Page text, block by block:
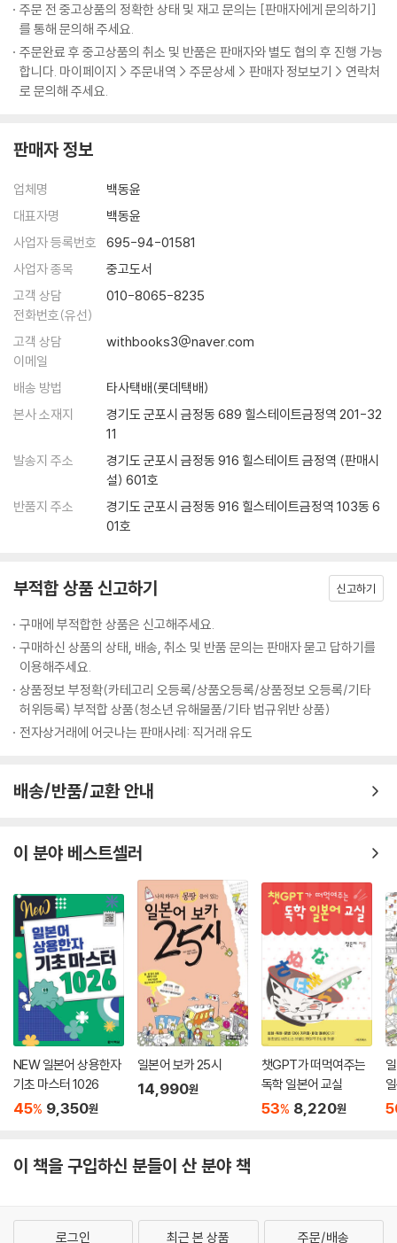
2. 만화로 익히는 핵심 단어 용법!
하루 공부를 가볍게 만화로 시작해 보세요. 혹시 모르는 단어가 나와도 실
망하지 마세요. 만화 아래에 단어의 음독과 뜻이 적혀 있으므로 바로바로
확인할 수 있습니다. 만화를 재미있게 읽다 보면 핵심 단어와 그 용법이 이
3. 쉽고 재미있는 연상 암기법 총동원!
지! 총동원된 연상 암기법이 1650단어를 쉽고 재미있게 외울 수 있도록
도와줍니다.
똑같은, 실전 Test!
매 Day의 마지막 페이지에는 그날 외운 단어를 바로 확인할 수 있는 퀴즈
형식의 Daily Test가 있습니다. 숙지하지 못한 단어들을 체크하여 반복
학습을 하도록 도와줍니다. 또한 매 Part가 끝날 때마다 JLPT N2의 문자,
어휘 문제와 구성과 형식이 동일한 실전 Test를 배치하여, 총 3회의 실전
연습을 할 수 있도록 하였습니다. 학습한 단어들이 실제 시험에서는 어떻
게 출제되는지도 파악하고, 자신의 실력도 점검하는 코너로 활용하세요.
이 책에 들어 있는 1650단어를 세 가지 버전의 MP3로 담았습니다. 주제
별 단어와 뜻, 일본어 예문과 예문 해석까지 모두 녹음한 ‘학습용 MP3’는
MP3만 들으면서 단어를 학습할 수 있습니다. 단어와 예문을 일본어로만
녹음한 ‘암기용 MP3’는 듣고 따라 읽으면서 일본어 음독을 암기할 수 있습
중에 들려주는 ‘암기 확인용 MP3’로 마무리 학습을 할 수 있습니다. 모든
MP3는 일단기 홈페이지(japan.conects.com)에서 무료로 다운로드받
을 수 있습니다.
그리고 1650단어를 언제 어디서나 쉽게 찾아보고 외울 수 있는 「INDEX
핸드북」이 책속책으로 제공됩니다.
[이 책이 필요한 학습자]
- 시험에 관계없이 일본어 어휘 실력을 확 늘리고 싶은 중급 학습자
등장한 일본어를 확인합니다.
- 해당 DAY에 익혀야 할 단어들을 학습용 MP3를 들으며 소리 내어 따라
읽으면서 모르는 단어를 체크합니다.
- 암기용 MP3를 활용하면서 위에서 체크한 단어들을 집중적으로 학습합
니다.
- ‘Daily Test’로 확인 학습을 합니다.
- 암기 확인용 MP3를 듣고, 암기팁을 활용하여 틈틈이 반복 학습을 합니
다.
- 부담 없이 고득점 어휘와 관용구도 읽어 봅니다.
- 시험 보러 가기 전에는 ‘실전 Test’로 실전 감각을 익히고, 본문에 있는
시험 꿀팁들을 고속 스캔하고 가세요!
주문 전 중고상품의 정확한 상태 및 재고 문의는 [판매자에게 문의하기]
를 통해 문의해 주세요.
주문완료 후 중고상품의 취소 및 반품은 판매자와 별도 협의 후 진행 가능
합니다. 마이페이지 > 주문내역 > 주문상세 > 판매자 정보보기 > 연락처
로 문의해 주세요.
판매자 정보
업체명
백동윤
대표자명
백동윤
사업자 등록번호
695-94-01581
사업자 종목
중고도서
고객 상담
전화번호(유선)
010-8065-8235
고객 상담
이메일
withbooks3@naver.com
배송 방법
타사택배(롯데택배)
본사 소재지
경기도 군포시 금정동 689 힐스테이트금정역 201-32
11
발송지 주소
경기도 군포시 금정동 916 힐스테이트 금정역 (판매시
설) 601호
반품지 주소
경기도 군포시 금정동 916 힐스테이트금정역 103동 6
01호
부적합 상품 신고하기 신고하기
구매에 부적합한 상품은 신고해주세요.
구매하신 상품의 상태, 배송, 취소 및 반품 문의는 판매자 묻고 답하기를
이용해주세요.
상품정보 부정확(카테고리 오등록/상품오등록/상품정보 오등록/기타
허위등록) 부적합 상품(청소년 유해물품/기타 법규위반 상품)
전자상거래에 어긋나는 판매사례: 직거래 유도
배송/반품/교환 안내
이 분야 베스트셀러
NEW 일본어 상용한자
기초 마스터 1026
45% 9,350원
일본어 보카 25시
14,990원
챗GPT가 떠먹여주는
독학 일본어 교실
53% 8,220원
이 책을 구입하신 분들이 산 분야 책
로그인 최근 본 상품 주문/배송